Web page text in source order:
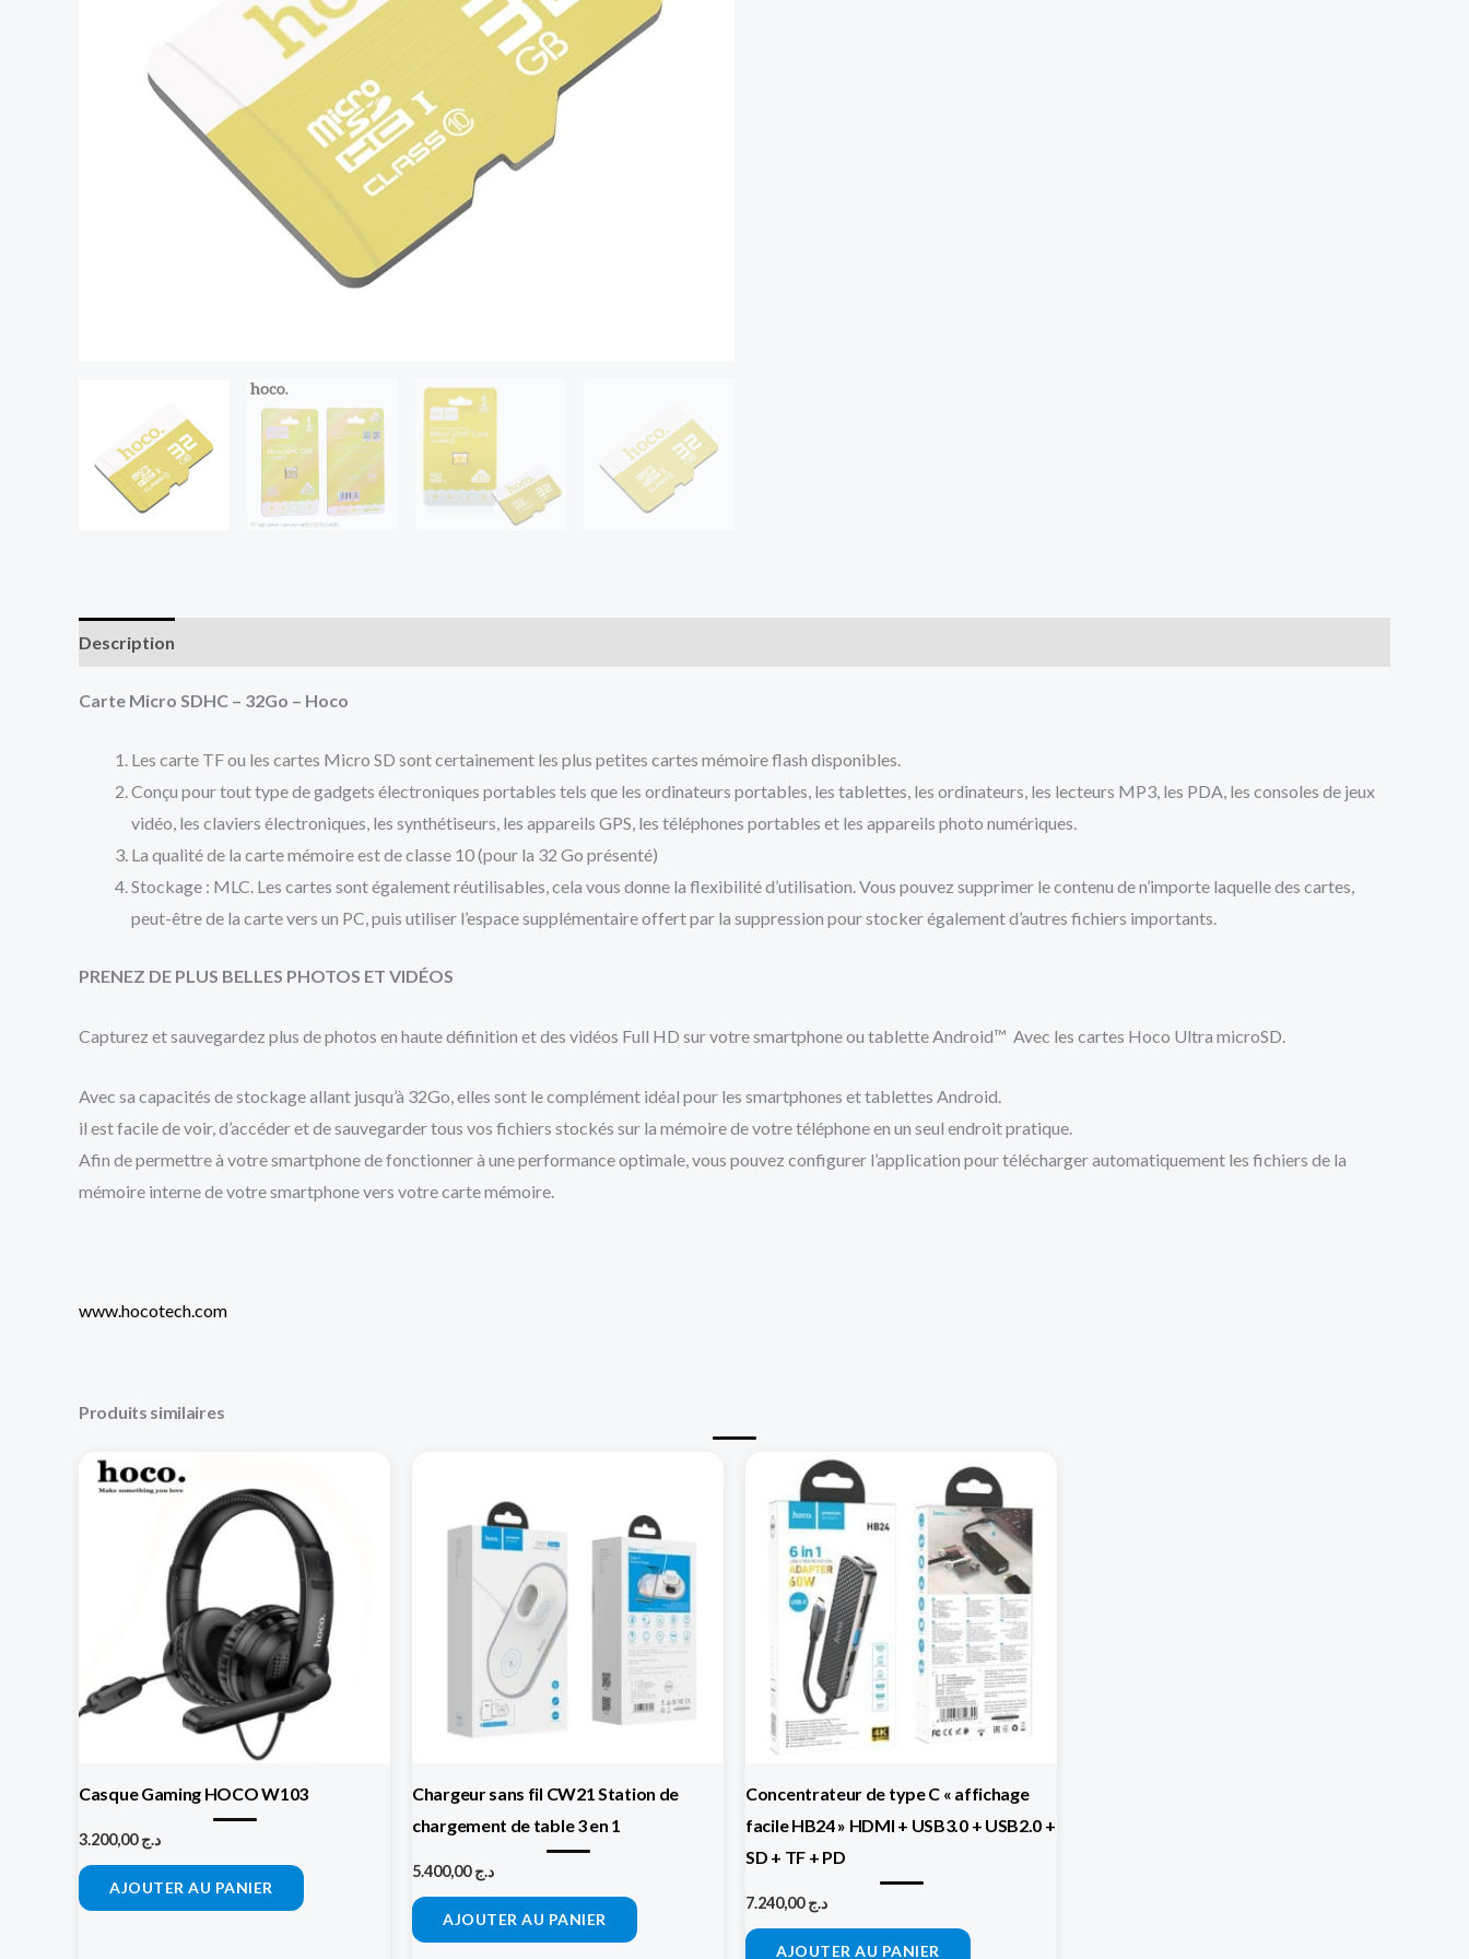
Description
Carte Micro SDHC – 32Go – Hoco
Les carte TF ou les cartes Micro SD sont certainement les plus petites cartes mémoire flash disponibles.
Conçu pour tout type de gadgets électroniques portables tels que les ordinateurs portables, les tablettes, les ordinateurs, les lecteurs MP3, les PDA, les consoles de jeux
vidéo, les claviers électroniques, les synthétiseurs, les appareils GPS, les téléphones portables et les appareils photo numériques.
La qualité de la carte mémoire est de classe 10 (pour la 32 Go présenté)
Stockage : MLC. Les cartes sont également réutilisables, cela vous donne la flexibilité d’utilisation. Vous pouvez supprimer le contenu de n’importe laquelle des cartes,
peut-être de la carte vers un PC, puis utiliser l’espace supplémentaire offert par la suppression pour stocker également d’autres fichiers importants.
PRENEZ DE PLUS BELLES PHOTOS ET VIDÉOS
Capturez et sauvegardez plus de photos en haute définition et des vidéos Full HD sur votre smartphone ou tablette Android™ Avec les cartes Hoco Ultra microSD.
Avec sa capacités de stockage allant jusqu’à 32Go, elles sont le complément idéal pour les smartphones et tablettes Android.
il est facile de voir, d’accéder et de sauvegarder tous vos fichiers stockés sur la mémoire de votre téléphone en un seul endroit pratique.
Afin de permettre à votre smartphone de fonctionner à une performance optimale, vous pouvez configurer l’application pour télécharger automatiquement les fichiers de la
mémoire interne de votre smartphone vers votre carte mémoire.
www.hocotech.com
Produits similaires
Casque Gaming HOCO W103
د.ج3.200,00
AJOUTER AU PANIER
Chargeur sans fil CW21 Station de
chargement de table 3 en 1
د.ج5.400,00
AJOUTER AU PANIER
Concentrateur de type C « affichage
facile HB24 » HDMI + USB3.0 + USB2.0 +
SD + TF + PD
د.ج7.240,00
AJOUTER AU PANIER